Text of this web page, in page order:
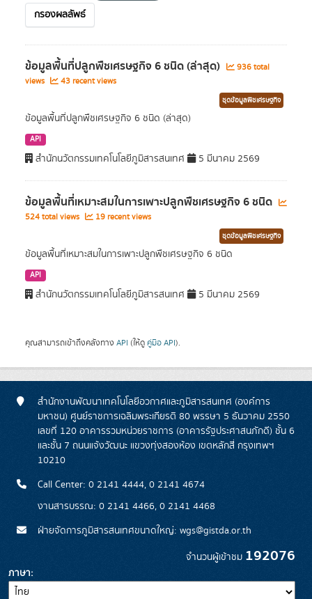
กรองผลลัพธ์
ข้อมูลพื้นที่ปลูกพืชเศรษฐกิจ 6 ชนิด (ล่าสุด)
936 total
views
43 recent views
ชุดข้อมูลพืชเศรษฐกิจ
ข้อมูลพื้นที่ปลูกพืชเศรษฐกิจ 6 ชนิด (ล่าสุด)
API
สำนักนวัตกรรมเทคโนโลยีภูมิสารสนเทศ 5 มีนาคม 2569
ข้อมูลพื้นที่เหมาะสมในการเพาะปลูกพืชเศรษฐกิจ 6 ชนิด
524 total views 19 recent views
ชุดข้อมูลพืชเศรษฐกิจ
ข้อมูลพื้นที่เหมาะสมในการเพาะปลูกพืชเศรษฐกิจ 6 ชนิด
API
สำนักนวัตกรรมเทคโนโลยีภูมิสารสนเทศ 5 มีนาคม 2569
คุณสามารถเข้าถึงคลังทาง API (ให้ดู คู่มือ API).
สำนักงานพัฒนาเทคโนโลยีอวกาศและภูมิสารสนเทศ (องค์การ
มหาชน) ศูนย์ราชการเฉลิมพระเกียรติ 80 พรรษา 5 ธันวาคม 2550
เลขที่ 120 อาคารรวมหน่วยราชการ (อาคารรัฐประศาสนภักดี) ชั้น 6
และชั้น 7 ถนนแจ้งวัฒนะ แขวงทุ่งสองห้อง เขตหลักสี่ กรุงเทพฯ
10210
Call Center: 0 2141 4444, 0 2141 4674
งานสารบรรณ: 0 2141 4466, 0 2141 4468
ฝ่ายจัดการภูมิสารสนเทศขนาดใหญ่: wgs@gistda.or.th
จำนวนผู้เข้าชม 192076
ภาษา